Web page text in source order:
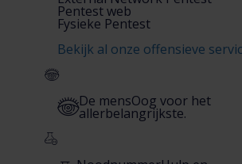
Pentest web
Fysieke Pentest
Bekijk al onze offensieve
De mensOog voor het
allerbelangrijkste.